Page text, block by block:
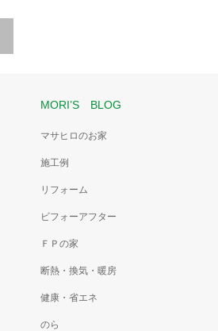
MORI’S BLOG
マサヒロのお家
施工例
リフォーム
ビフォーアフター
ＦＰの家
断熱・換気・暖房
健康・省エネ
のら